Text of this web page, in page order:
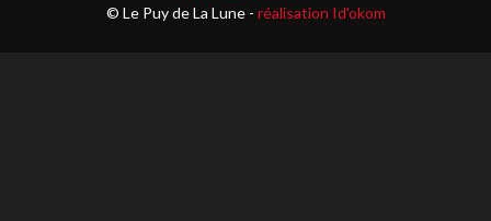
© Le Puy de La Lune - réalisation Id'okom